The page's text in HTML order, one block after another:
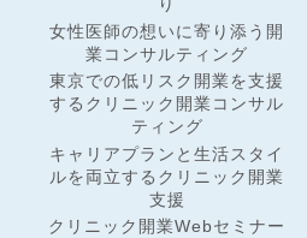
女性医師の想いに寄り添う開
業コンサルティング
東京での低リスク開業を支援
するクリニック開業コンサル
ティング
キャリアプランと生活スタイ
ルを両立するクリニック開業
支援
クリニック開業Webセミナー